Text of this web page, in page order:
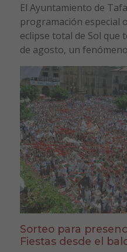
El Ayuntamiento de
programación especial
eclipse total de Sol que
de agosto, un
Sorteo para
Fiestas desde el